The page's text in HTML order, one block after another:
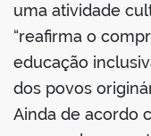
uma atividade
“reafirma o
educação
dos povos
Ainda de acordo